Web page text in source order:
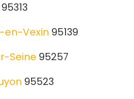
95313
en-Vexin 95139
Seine 95257
95523